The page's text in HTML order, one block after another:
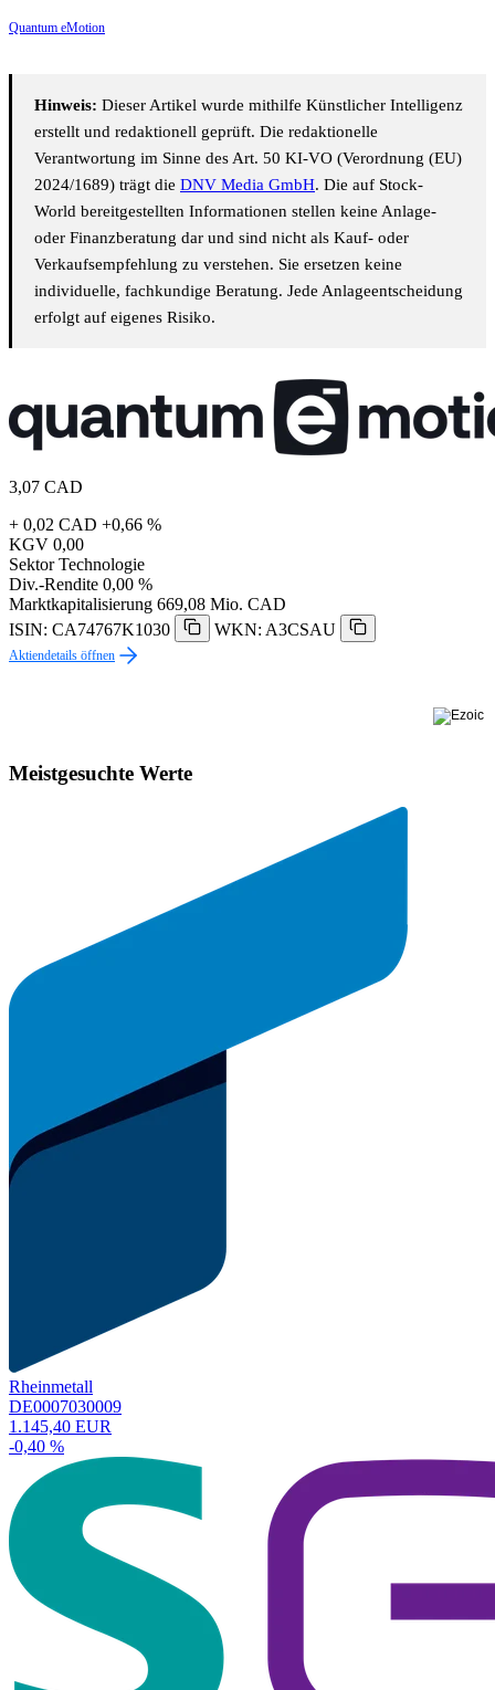
Quantum eMotion
Hinweis: Dieser Artikel wurde mithilfe Künstlicher Intelligenz
erstellt und redaktionell geprüft. Die redaktionelle
Verantwortung im Sinne des Art. 50 KI-VO (Verordnung (EU)
2024/1689) trägt die DNV Media GmbH. Die auf Stock-
World bereitgestellten Informationen stellen keine Anlage-
oder Finanzberatung dar und sind nicht als Kauf- oder
Verkaufsempfehlung zu verstehen. Sie ersetzen keine
individuelle, fachkundige Beratung. Jede Anlageentscheidung
erfolgt auf eigenes Risiko.
3,07 CAD
+ 0,02 CAD +0,66 %
KGV 0,00
Sektor Technologie
Div.-Rendite 0,00 %
Marktkapitalisierung 669,08 Mio. CAD
ISIN: CA74767K1030
WKN: A3CSAU
Aktiendetails öffnen
Meistgesuchte Werte
Rheinmetall
DE0007030009
1.145,40 EUR
-0,40 %